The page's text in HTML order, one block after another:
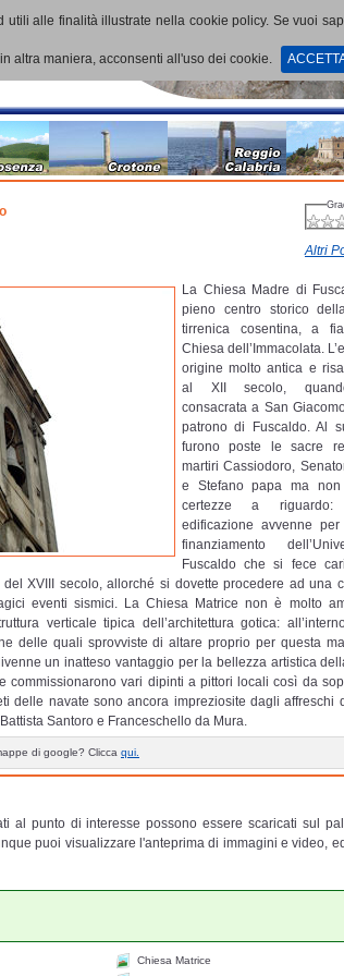
alle finalità illustrate nella cookie policy. Se vuoi
altra maniera, acconsenti all'uso dei cookie.
Altri
La Chiesa Madre di
pieno centro storico
tirrenica cosentina, a
Chiesa dell’Immacolata.
origine molto antica e
al XII secolo,
consacrata a San
patrono di Fuscaldo. Al
furono poste le sacre
martiri Cassiodoro,
e Stefano papa ma
certezze a
edificazione avvenne
finanziamento
Fuscaldo che si fece
XVIII secolo, allorché si dovette procedere ad una
eventi sismici. La Chiesa Matrice non è molto
verticale tipica dell’architettura gotica:
delle quali sprovviste di altare proprio per questa
un inatteso vantaggio per la bellezza artistica
commissionarono vari dipinti a pittori locali così da
delle navate sono ancora impreziosite dagli affreschi
Santoro e Franceschello da Mura.
di google? Clicca qui.
al punto di interesse possono essere scaricati sul
puoi visualizzare l'anteprima di immagini e video,
Chiesa Matrice